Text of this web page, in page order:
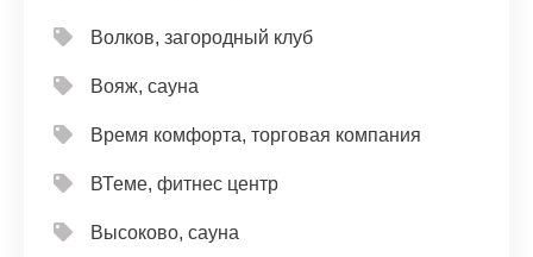
Волков, загородный клуб
Вояж, сауна
Время комфорта, торговая компания
ВТеме, фитнес центр
Высоково, сауна